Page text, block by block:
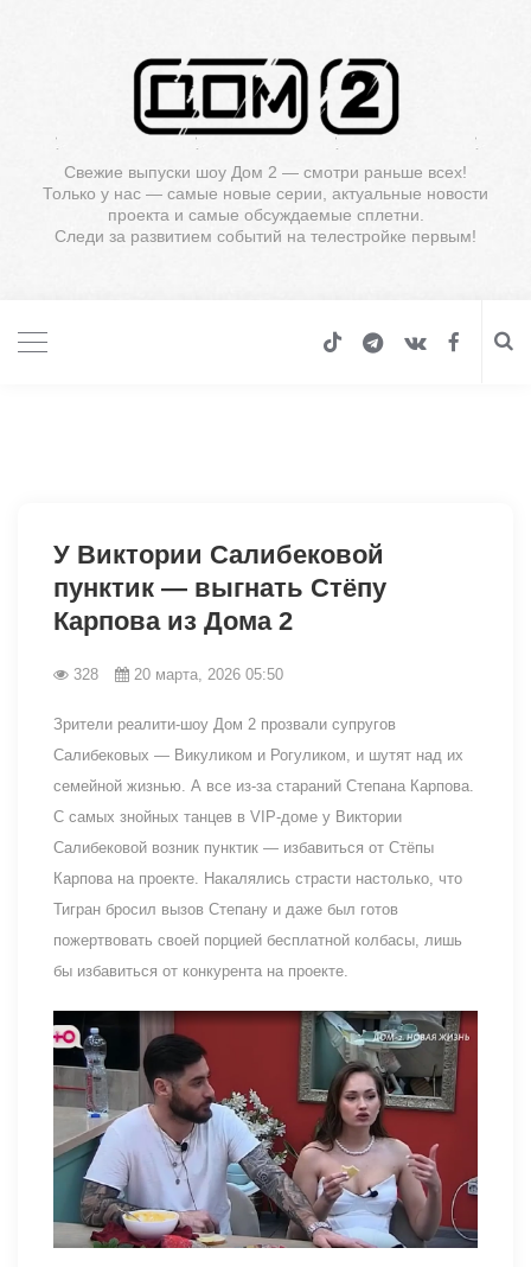
Свежие выпуски шоу Дом 2 — смотри раньше всех!
Только у нас — самые новые серии, актуальные новости
проекта и самые обсуждаемые сплетни.
Следи за развитием событий на телестройке первым!
У Виктории Салибековой
пунктик — выгнать Стёпу
Карпова из Дома 2
328 20 марта, 2026 05:50
Зрители реалити-шоу Дом 2 прозвали супругов
Салибековых — Викуликом и Рогуликом, и шутят над их
семейной жизнью. А все из-за стараний Степана Карпова.
С самых знойных танцев в VIP-доме у Виктории
Салибековой возник пунктик — избавиться от Стёпы
Карпова на проекте. Накалялись страсти настолько, что
Тигран бросил вызов Степану и даже был готов
пожертвовать своей порцией бесплатной колбасы, лишь
бы избавиться от конкурента на проекте.